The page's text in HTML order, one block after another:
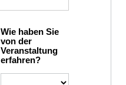
Wie haben Sie
von der
Veranstaltung
erfahren?